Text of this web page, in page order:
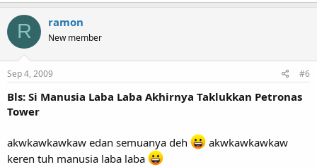
R ramon
New member
Sep 4, 2009 #6
Bls: Si Manusia Laba Laba Akhirnya Taklukkan Petronas
Tower
akwkawkawkaw edan semuanya deh
akwkawkawkaw
keren tuh manusia laba laba